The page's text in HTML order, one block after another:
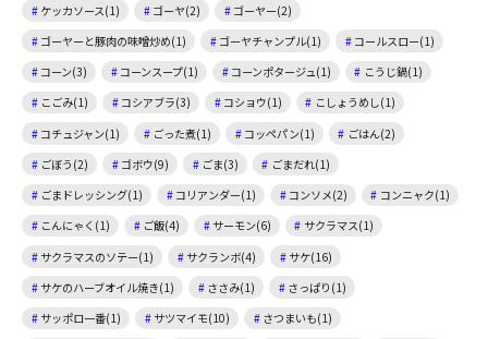
ケッカソース(1)
ゴーヤ(2)
ゴーヤー(2)
ゴーヤーと豚肉の味噌炒め(1)
ゴーヤチャンプル(1)
コールスロー(1)
コーン(3)
コーンスープ(1) コーンポタージュ(1)
こうじ鍋(1)
こごみ(1)
コシアブラ(3) コショウ(1)
こしょうめし(1)
コチュジャン(1)
ごった煮(1) コッペパン(1)
ごはん(2)
ごぼう(2)
ゴボウ(9) ごま(3)
ごまだれ(1)
ごまドレッシング(1)
コリアンダー(1) コンソメ(2)
コンニャク(1)
こんにゃく(1)
ご飯(4) サーモン(6)
サクラマス(1)
サクラマスのソテー(1)
サクランボ(4)
サケ(16)
サケのハーブオイル焼き(1)
ささみ(1)
さっぱり(1)
サッポロ一番(1)
サツマイモ(10)
さつまいも(1)